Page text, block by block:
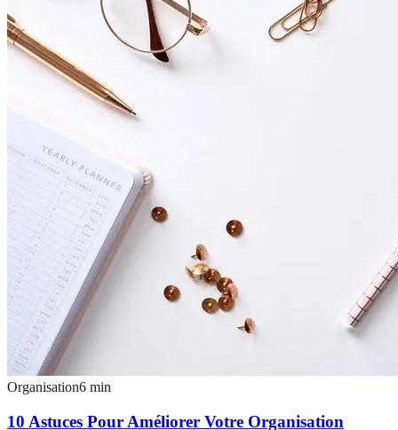
Organisation6 min
10 Astuces Pour Améliorer Votre Organisation